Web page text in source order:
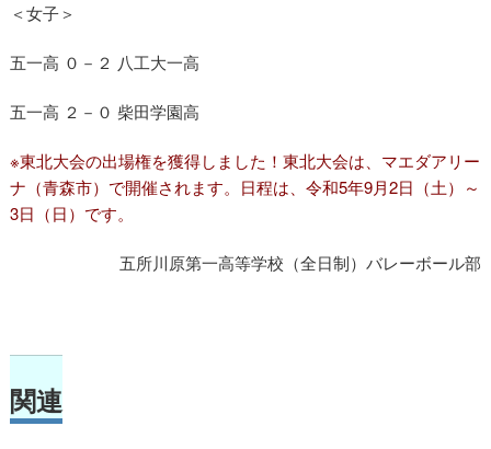
＜女子＞
五一高 ０－２ 八工大一高
五一高 ２－０ 柴田学園高
※東北大会の出場権を獲得しました！東北大会は、マエダアリー
ナ（青森市）で開催されます。日程は、令和5年9月2日（土）～
3日（日）です。
五所川原第一高等学校（全日制）バレーボール部
関連